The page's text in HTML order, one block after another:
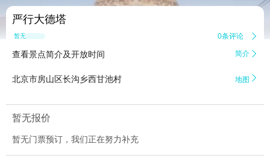
严行大德塔
暂无点评 0条评论 
查看景点简介及开放时间 简介 
北京市房山区长沟乡西甘池村 地图 
暂无报价
暂无门票预订，我们正在努力补充